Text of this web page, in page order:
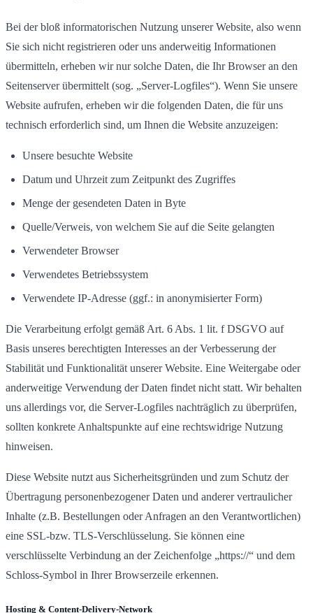
Bei der bloß informatorischen Nutzung unserer Website, also wenn
Sie sich nicht registrieren oder uns anderweitig Informationen
übermitteln, erheben wir nur solche Daten, die Ihr Browser an den
Seitenserver übermittelt (sog. „Server-Logfiles“). Wenn Sie unsere
Website aufrufen, erheben wir die folgenden Daten, die für uns
technisch erforderlich sind, um Ihnen die Website anzuzeigen:
Unsere besuchte Website
Datum und Uhrzeit zum Zeitpunkt des Zugriffes
Menge der gesendeten Daten in Byte
Quelle/Verweis, von welchem Sie auf die Seite gelangten
Verwendeter Browser
Verwendetes Betriebssystem
Verwendete IP-Adresse (ggf.: in anonymisierter Form)
Die Verarbeitung erfolgt gemäß Art. 6 Abs. 1 lit. f DSGVO auf
Basis unseres berechtigten Interesses an der Verbesserung der
Stabilität und Funktionalität unserer Website. Eine Weitergabe oder
anderweitige Verwendung der Daten findet nicht statt. Wir behalten
uns allerdings vor, die Server-Logfiles nachträglich zu überprüfen,
sollten konkrete Anhaltspunkte auf eine rechtswidrige Nutzung
hinweisen.
Diese Website nutzt aus Sicherheitsgründen und zum Schutz der
Übertragung personenbezogener Daten und anderer vertraulicher
Inhalte (z.B. Bestellungen oder Anfragen an den Verantwortlichen)
eine SSL-bzw. TLS-Verschlüsselung. Sie können eine
verschlüsselte Verbindung an der Zeichenfolge „https://“ und dem
Schloss-Symbol in Ihrer Browserzeile erkennen.
Hosting & Content-Delivery-Network